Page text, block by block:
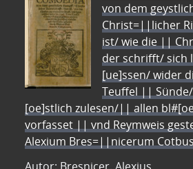
von dem
Christ=||licher
ist/ wie die ||
der schrifft/
[ue]ssen/ wider
Teuffel ||
[oe]stlich zulesen/|| allen
vorfasset || vnd Reymweis
Alexium Bres=||nicerum